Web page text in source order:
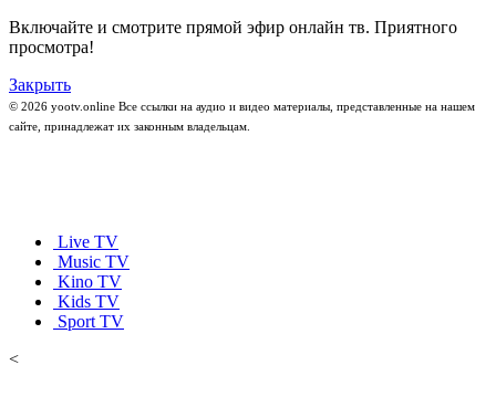
Включайте и смотрите прямой эфир онлайн тв. Приятного
просмотра!
Закрыть
© 2026 yootv.online Все ссылки на аудио и видео материалы, представленные на нашем
сайте, принадлежат их законным владельцам.
Live TV
Music TV
Kino TV
Kids TV
Sport TV
<